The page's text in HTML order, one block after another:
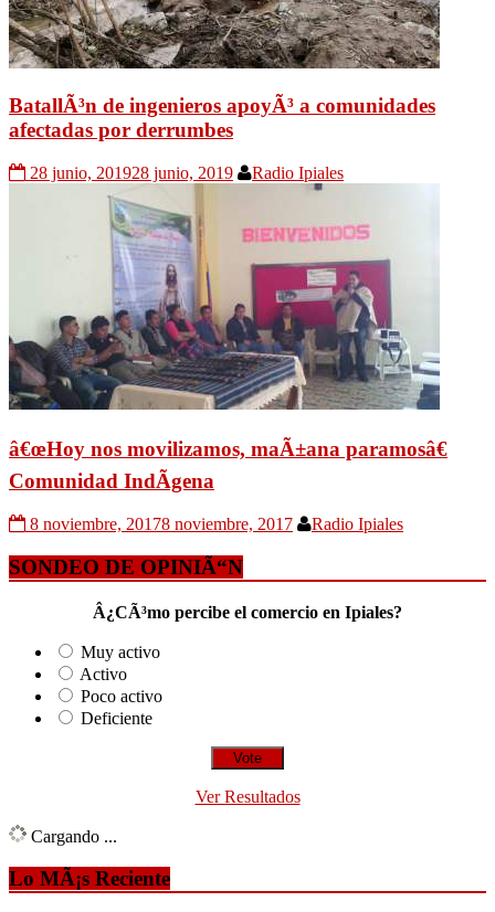
BatallÃ³n de ingenieros apoyÃ³ a comunidades
afectadas por derrumbes
28 junio, 201928 junio, 2019 Radio Ipiales
â€œHoy nos movilizamos, maÃ±ana paramosâ€
Comunidad IndÃ­gena
8 noviembre, 20178 noviembre, 2017 Radio Ipiales
SONDEO DE OPINIÃ“N
Â¿CÃ³mo percibe el comercio en Ipiales?
Muy activo
Activo
Poco activo
Deficiente
Ver Resultados
Cargando ...
Lo MÃ¡s Reciente